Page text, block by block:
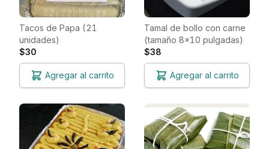
Tacos de Papa (21
unidades)
$30
Agregar al carrito
Tamal de bollo con carne
(tamaño 8x10 pulgadas)
$38
Agregar al carrito